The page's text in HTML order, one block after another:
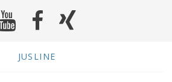
JUSLINE